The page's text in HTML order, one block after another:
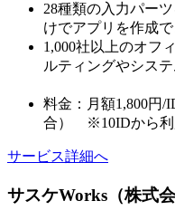
28種類の入力パー
けでアプリを作成で
1,000社以上のオフ
ルティングやシス
料金：月額1,800円/
合） ※10IDから利
サービス詳細へ
サスケWorks（株式